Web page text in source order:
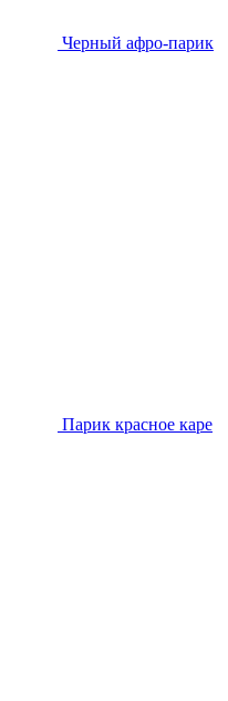
Черный афро-парик
Парик красное каре